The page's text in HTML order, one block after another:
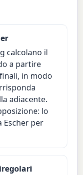
calcolano il
a partire
in modo
adiacente.
lo
Escher per